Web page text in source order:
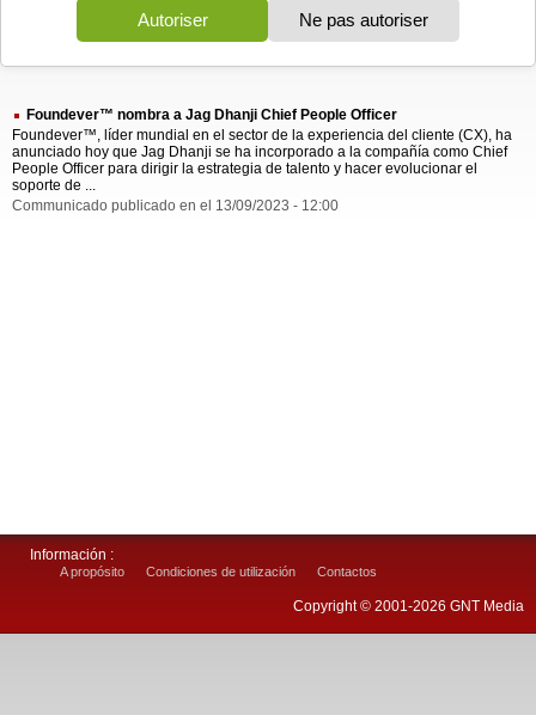
Foundever™ nombra a Jag Dhanji Chief People Officer
Foundever™, líder mundial en el sector de la experiencia del cliente (CX), ha
anunciado hoy que Jag Dhanji se ha incorporado a la compañía como Chief
People Officer para dirigir la estrategia de talento y hacer evolucionar el
soporte de ...
Communicado publicado en el 13/09/2023 - 12:00
Información :
A propósito Condiciones de utilización Contactos
Copyright © 2001-2026 GNT Media